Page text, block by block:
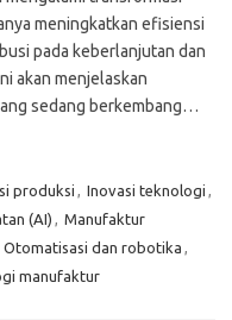
meningkatkan efisiensi
pada keberlanjutan dan
akan menjelaskan
sedang berkembang…
produksi , Inovasi teknologi ,
(AI) , Manufaktur
Otomatisasi dan robotika ,
manufaktur